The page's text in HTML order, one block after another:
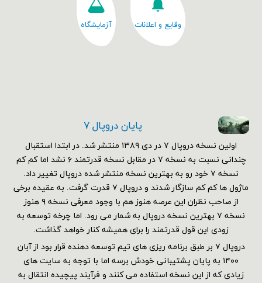
وقایع و اعلانات آزمایشگاه
پایان دروپال ۷
اولین نسخه دروپال ۷ در دی ۱۳۸۹ منتشر شد. در ابتدا استقبال
چندانی نسبت به نسخه ۷ در مقابل نسخه قدرتمند ۶ نشد اما کم کم
نسخه ۷ خود رو به بهترین نسخه منتشر شده دروپال تغییر داد.
ماژول ها کم کم سازگار شدند و دروپال ۷ قدرت گرفت. به عقیده برخی
از صاحب نظران این عرصه هنوز هم با وجود معرفی نسخه ۹ هنوز
نسخه ۷ بهترین نسخه دروپال به شمار می رود. اما چرخه توسعه به
زودی این قول قدرتمند را برای همیشه کنار خواهد گذاشت.
دروپال ۷ بر طبق برنامه ریزی های تیم توسعه دهنده قرار بود از آبان
۱۴۰۰ به پایان پشتیبانی خودش برسه اما با توجه به سایت های
زیادی که از این نسخه استفاده می کنند و فرآیند پیچیده انتقال به